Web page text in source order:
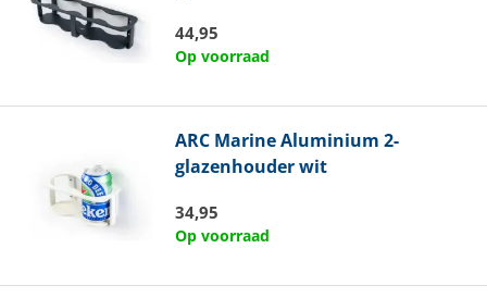
44,95
Op voorraad
ARC MarineAluminium 2-
glazenhouder wit
34,95
Op voorraad